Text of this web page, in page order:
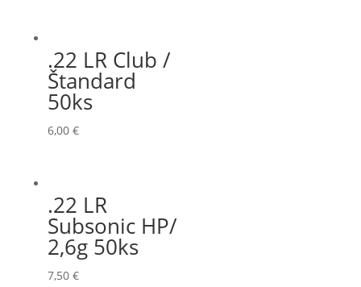
.22 LR Club /
Štandard
50ks
6,00 €
.22 LR
Subsonic HP/
2,6g 50ks
7,50 €